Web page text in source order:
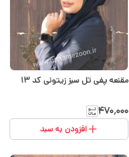
مقنعه پفی تل سبز زیتونی کد ۱۳
۴۷۰٬۰۰۰
افزودن به سبد